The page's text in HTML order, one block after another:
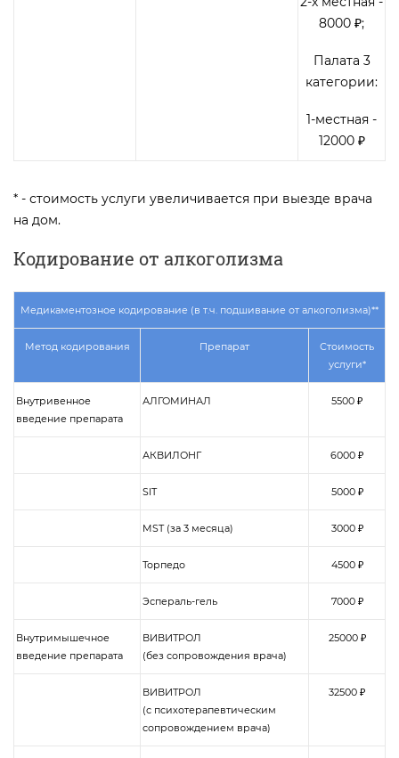
8000 ₽;
Палата 3
категории:
1-местная -
12000 ₽
* - стоимость услуги увеличивается при выезде врача
на дом.
Кодирование от алкоголизма
Медикаментозное кодирование (в т.ч. подшивание от алкоголизма)**
Метод кодирования Препарат
Стоимость
услуги*
Внутривенное
введение препарата
АЛГОМИНАЛ 5500 ₽
АКВИЛОНГ 6000 ₽
SIT 5000 ₽
MST (за 3 месяца) 3000 ₽
Торпедо 4500 ₽
Эспераль-гель 7000 ₽
Внутримышечное
введение препарата
ВИВИТРОЛ
(без сопровождения врача)
25000 ₽
ВИВИТРОЛ
(с психотерапевтическим
сопровождением врача)
32500 ₽